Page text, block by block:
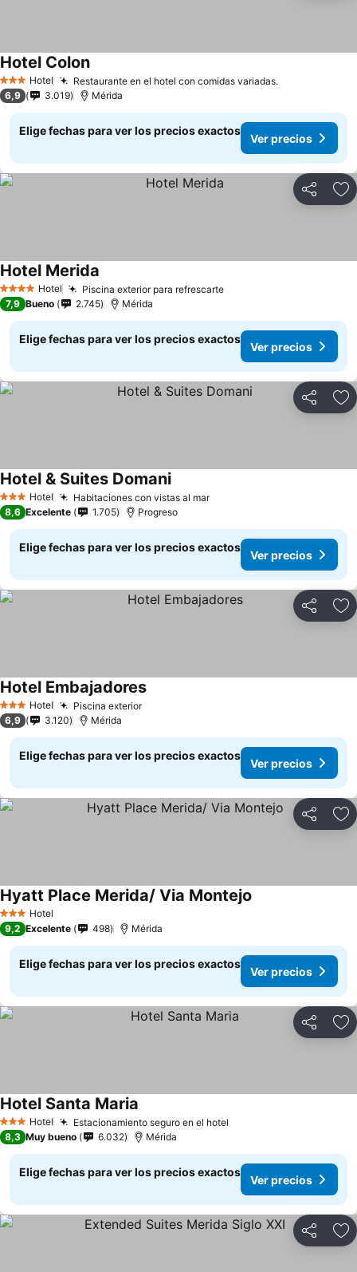
3 Estrellas
Hotel Restaurante en el hotel con comidas variadas.
Hotel Colon
6,9 3.019 Mérida
Elige fechas para ver los precios exactos
Ver precios
Compartir
4 EstrellasHotel Piscina exterior para refrescarte
Hotel Merida
7,9 Bueno 2.745 Mérida
Elige fechas para ver los precios exactos
Ver precios
Compartir
3 Estrellas
Hotel Habitaciones con vistas al mar
Hotel & Suites Domani
8,6 Excelente 1.705 Progreso
Elige fechas para ver los precios exactos
Ver precios
Compartir
3 Estrellas
Hotel Piscina exterior
Hotel Embajadores
6,9 3.120 Mérida
Elige fechas para ver los precios exactos
Ver precios
Compartir
3 Estrellas
Hotel
Hyatt Place Merida/ Via Montejo
9,2 Excelente 498 Mérida
Elige fechas para ver los precios exactos
Ver precios
Compartir
3 Estrellas
Hotel Estacionamiento seguro en el hotel
Hotel Santa Maria
8,3 Muy bueno 6.032 Mérida
Elige fechas para ver los precios exactos
Ver precios
Compartir